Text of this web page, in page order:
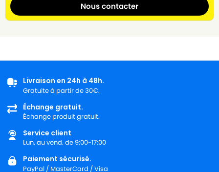
Nous contacter
Livraison en 24h à 48h.
Gratuite à partir de 30€.
Échange gratuit.
Échange produit gratuit.
Service client
Lun. au vend. de 9:00-17:00
Paiement sécurisé.
PayPal / MasterCard / Visa